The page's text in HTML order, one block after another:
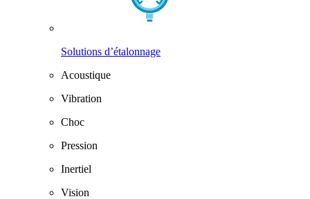
Solutions d’étalonnage
Acoustique
Vibration
Choc
Pression
Inertiel
Vision